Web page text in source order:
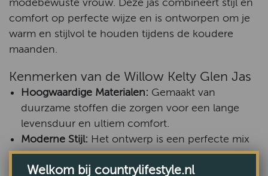
modebewuste vrouw. Deze jas combineert stijl en
comfort op perfecte wijze en is ontworpen om je
warm en stijlvol te houden tijdens de koudere
maanden.
Kenmerken van de Willow Kelty Glen Jas
Hoogwaardige Materialen: Gemaakt van
duurzame stoffen die zorgen voor een lange
levensduur en ultiem comfort.
Moderne Stijl: Het ontwerp is een perfecte mix
van klassiek en eigentijds, waardoor het een
veelzijdige toevoeging is aan je garderobe.
Welkom bij countrylifestyle.nl